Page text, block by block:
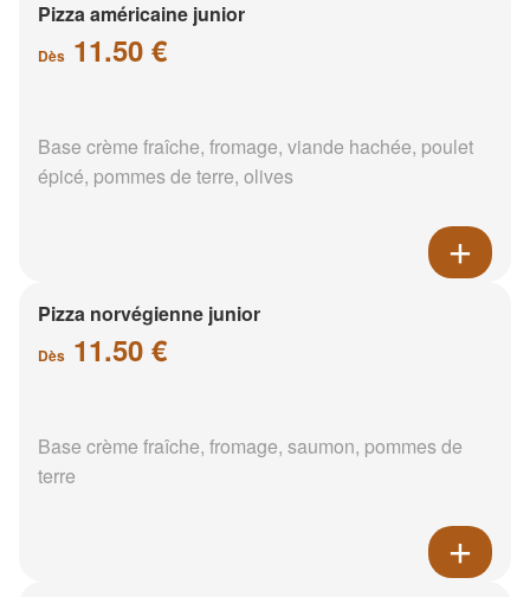
Pizza américaine junior
Dès 11.50 €
Base crème fraîche, fromage, viande hachée, poulet
épicé, pommes de terre, olives
Pizza norvégienne junior
Dès 11.50 €
Base crème fraîche, fromage, saumon, pommes de
terre